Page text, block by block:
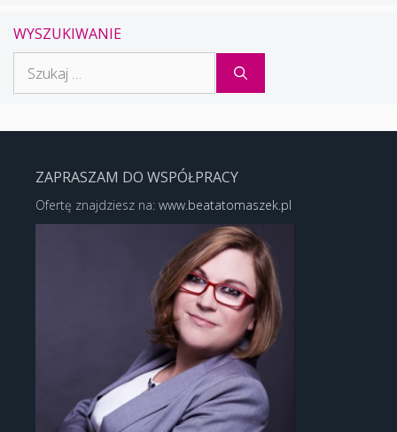
WYSZUKIWANIE
ZAPRASZAM DO WSPÓŁPRACY
Ofertę znajdziesz na: www.beatatomaszek.pl